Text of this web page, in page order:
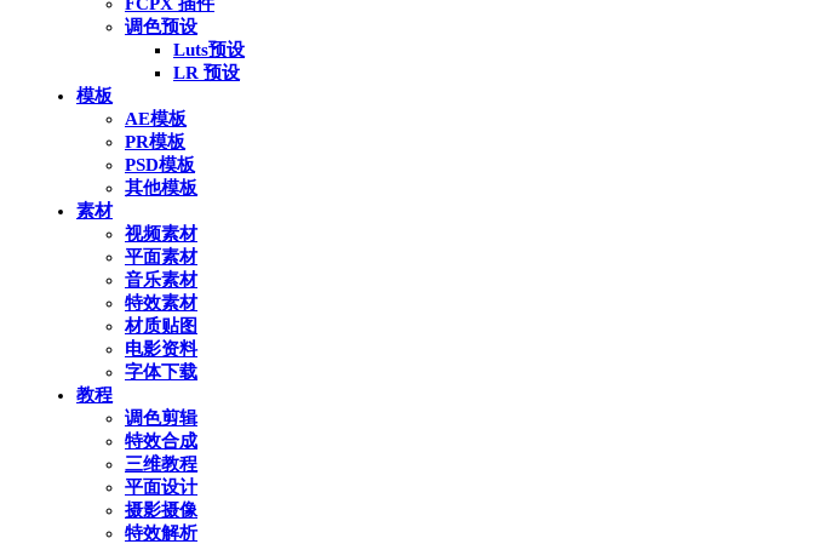
调色预设
Luts预设
LR 预设
模板
AE模板
PR模板
PSD模板
其他模板
素材
视频素材
平面素材
音乐素材
特效素材
材质贴图
电影资料
字体下载
教程
调色剪辑
特效合成
三维教程
平面设计
摄影摄像
特效解析